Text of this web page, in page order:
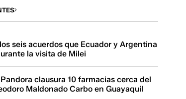
seis acuerdos que Ecuador y Argentina
la visita de Milei
clausura 10 farmacias cerca del
Maldonado Carbo en Guayaquil